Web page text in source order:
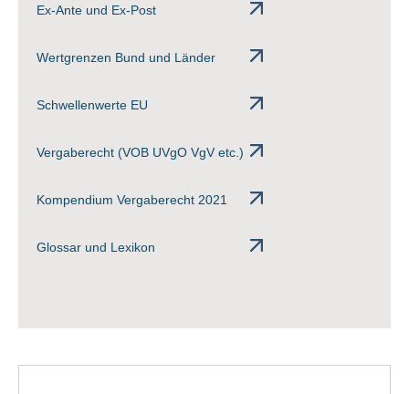
Ex-Ante und Ex-Post
Wertgrenzen Bund und Länder
Schwellenwerte EU
Vergaberecht (VOB UVgO VgV etc.)
Kompendium Vergaberecht 2021
Glossar und Lexikon